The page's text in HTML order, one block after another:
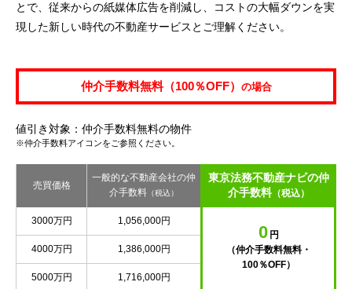
とで、従来からの紙媒体広告を削減し、コストの大幅ダウンを実
現した新しい時代の不動産サービスとご理解ください。
仲介手数料無料（100％OFF） の場合
値引き対象：仲介手数料無料の物件
※仲介手数料アイコンをご参照ください。
売買価格
一般的な不動産会社の仲
介手数料 （税込）
東京法務不動産ナビの仲
介手数料（税込）
3000万円 1,056,000円
0 円
（仲介手数料無料・
100％OFF）
4000万円 1,386,000円
5000万円 1,716,000円